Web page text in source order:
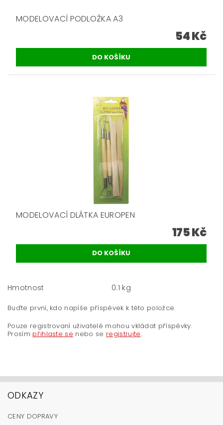
MODELOVACÍ PODLOŽKA A3
54 Kč
MODELOVACÍ DLÁTKA EUROPEN
175 Kč
Hmotnost 0.1 kg
Buďte první, kdo napíše příspěvek k této položce.
Pouze registrovaní uživatelé mohou vkládat příspěvky.
Prosím přihlaste se nebo se registrujte.
ODKAZY
CENY DOPRAVY